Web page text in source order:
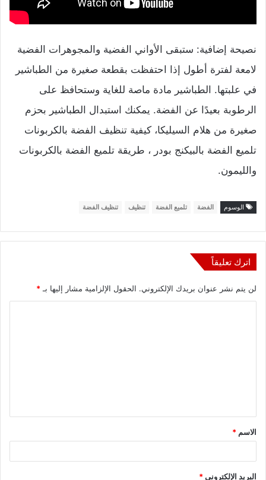
نصيحة إضافية: ستبقى الأواني الفضية والمجوهرات الفضية
لامعة لفترة أطول إذا احتفظت بقطعة صغيرة من الطباشير
في علبتها. الطباشير مادة ماصة للغاية وستحافظ على
الرطوبة بعيدًا عن الفضة. يمكنك استبدال الطباشير بحزم
صغيرة من هلام السيليكا، كيفية تنظيف الفضة بالكربونات
تلميع الفضة بالبيكنج بودر ، طريقة تلميع الفضة بالكربونات
والليمون.
الوسوم الفضة تلميع الفضة تنظيف تنظيف الفضة
اترك تعليقاً
لن يتم نشر عنوان بريدك الإلكتروني. الحقول الإلزامية مشار إليها بـ *
ق
*
الاسم *
البريد الإلكتروني*